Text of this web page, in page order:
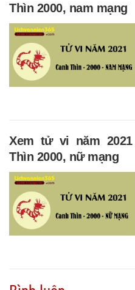
Thìn 2000, nam mạng
Xem tử vi năm
Thìn 2000, nữ mạng